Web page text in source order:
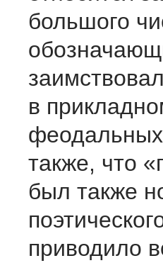
большого
в
также, что
был также
приводило